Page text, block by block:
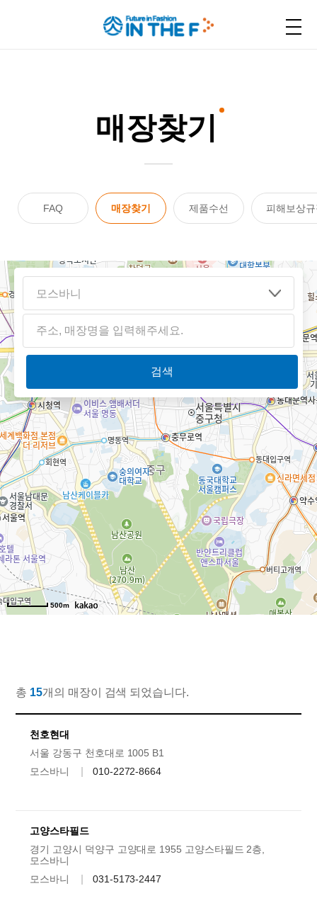
홈 매장찾기
매장찾기
FAQ 매장찾기 제품수선 피해보상
500m
검색
총 15개의 매장이 검색 되었습니다.
천호현대
서울 강동구 천호대로 1005 B1
모스바니
010-2272-8664
고양스타필드
경기 고양시 덕양구 고양대로 1955 고양스타필드 2층,
모스바니
모스바니
031-5173-2447